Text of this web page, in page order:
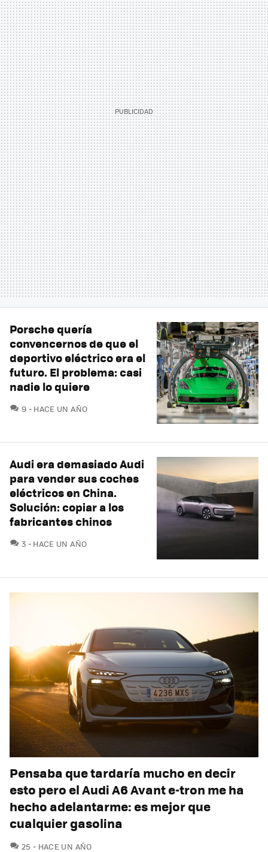
Porsche quería
convencernos de que el
deportivo eléctrico era el
futuro. El problema: casi
nadie lo quiere
9 COMENTARIOS
HACE UN AÑO
Audi era demasiado Audi
para vender sus coches
eléctricos en China.
Solución: copiar a los
fabricantes chinos
3 COMENTARIOS
HACE UN AÑO
Pensaba que tardaría mucho en decir
esto pero el Audi A6 Avant e-tron me ha
hecho adelantarme: es mejor que
cualquier gasolina
25 COMENTARIOS
HACE UN AÑO